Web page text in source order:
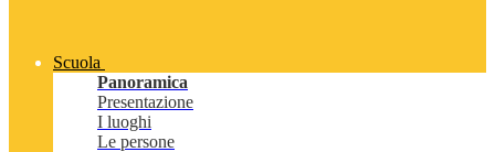
Scuola
Panoramica
Presentazione
I luoghi
Le persone